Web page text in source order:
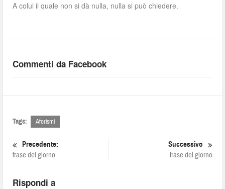
A colui il quale non si dà nulla, nulla si può chiedere.
Commenti da Facebook
Tags: Aforismi
Precedente:
frase del giorno
Successivo
frase del giorno
Rispondi a